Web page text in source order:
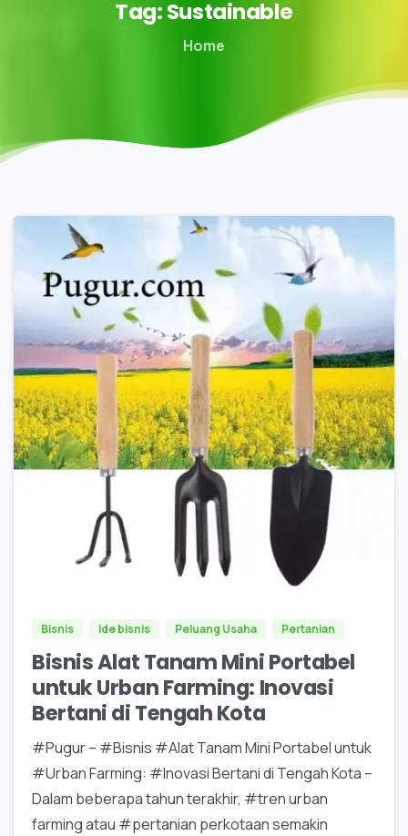
Tag:Sustainable
Home
Bisnis Ide bisnis Peluang Usaha Pertanian
Bisnis Alat Tanam Mini Portabel
untuk Urban Farming: Inovasi
Bertani di Tengah Kota
#Pugur – #Bisnis #Alat Tanam Mini Portabel untuk
#Urban Farming: #Inovasi Bertani di Tengah Kota –
Dalam beberapa tahun terakhir, #tren urban
farming atau #pertanian perkotaan semakin